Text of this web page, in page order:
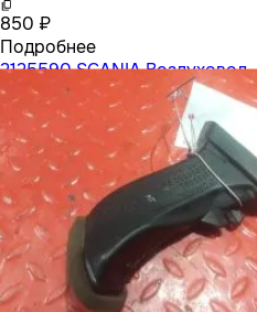
850 ₽
Подробнее
2125590 SCANIA Воздуховод